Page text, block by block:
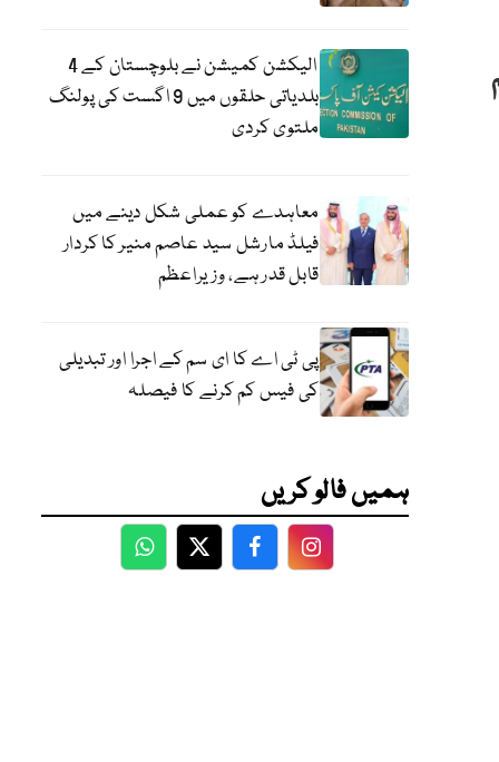
الیکشن کمیشن نے بلوچستان کے 4
بلدیاتی حلقوں میں 9 اگست کی پولنگ
ملتوی کردی
معاہدے کو عملی شکل دینے میں
فیلڈ مارشل سید عاصم منیر کا کردار
قابل قدر ہے، وزیراعظم
پی ٹی اے کا ای سم کے اجرا اور تبدیلی
کی فیس کم کرنے کا فیصلہ
ہمیں فالو کریں
WhatsApp
TwitterFacebookFacebook